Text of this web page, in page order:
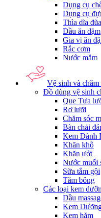
Dụng cụ
Dụng cụ
Thìa dĩa
Dầu ăn dặm
Gia vị ăn
Rắc cơm
Nước mắm
Vệ sinh và chăm
Đồ dùng vệ sinh
Que Tưa
Rơ lưỡi
Chăm sóc
Bàn chải
Kem Đánh
Khăn khô
Khăn ướt
Nước muối
Sữa tắm gội
Tăm bông
Các loại kem
Dầu
Kem
Kem hăm